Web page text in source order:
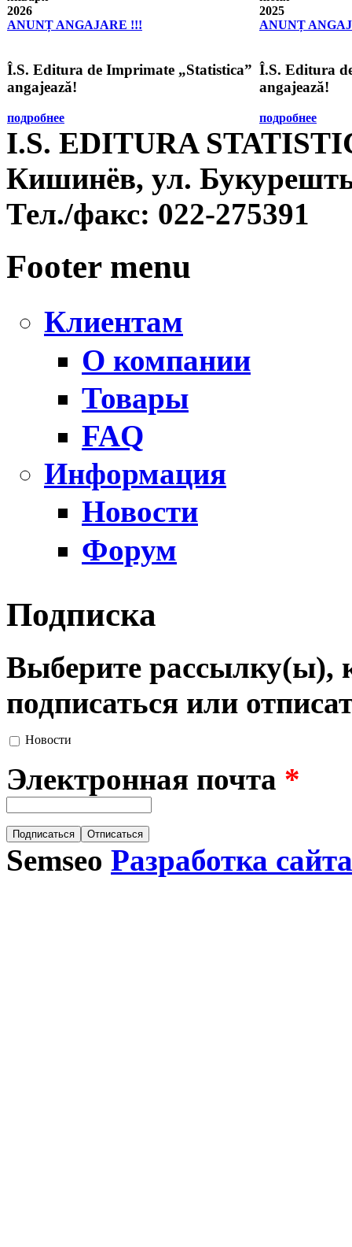
2026
ANUNȚ ANGAJARE !!!
Î.S. Editura de Imprimate „Statistica”
angajează!
подробнее
2025
ANUNȚ
Î.S. Editura
angajează!
подробнее
I.S. EDITURA
Кишинёв, ул.
Тел./факс: 022-275391
Footer menu
Клиентам
О компании
Товары
FAQ
Информация
Новости
Форум
Подписка
Выберите рассылку(ы),
подписаться или
Новости
Электронная почта *
Semseo Разработка сайта